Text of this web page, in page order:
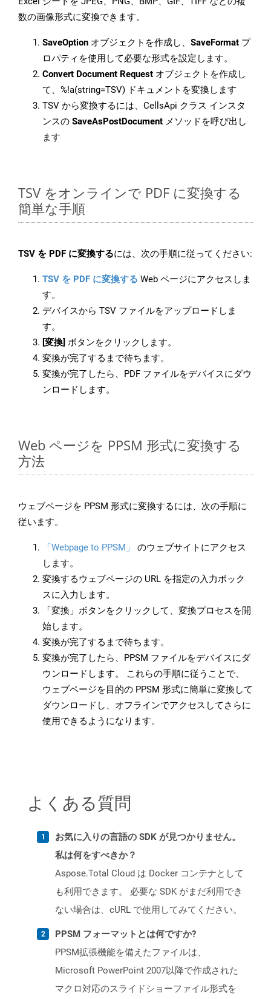
数の画像形式に変換できます。
SaveOption オブジェクトを作成し、 SaveFormat プ
ロパティを使用して必要な形式を設定します。
Convert Document Request オブジェクトを作成し
て、%!a(string=TSV) ドキュメントを変換します
TSV から変換するには、CellsApi クラス インスタ
ンスの SaveAsPostDocument メソッドを呼び出し
ます
TSV をオンラインで PDF に変換する
簡単な手順
TSV を PDF に変換するには、次の手順に従ってください:
TSV を PDF に変換する Web ページにアクセスしま
す。
デバイスから TSV ファイルをアップロードしま
す。
[変換] ボタンをクリックします。
変換が完了するまで待ちます。
変換が完了したら、PDF ファイルをデバイスにダウ
ンロードします。
Web ページを PPSM 形式に変換する
方法
ウェブページを PPSM 形式に変換するには、次の手順に
従います。
「Webpage to PPSM」
のウェブサイトにアクセス
します。
変換するウェブページの URL を指定の入力ボック
スに入力します。
「変換」ボタンをクリックして、変換プロセスを開
始します。
変換が完了するまで待ちます。
変換が完了したら、PPSM ファイルをデバイスにダ
ウンロードします。 これらの手順に従うことで、
ウェブページを目的の PPSM 形式に簡単に変換して
ダウンロードし、オフラインでアクセスしてさらに
使用できるようになります。
よくある質問
お気に入りの言語の SDK が見つかりません。
私は何をすべきか？
Aspose.Total Cloud は Docker コンテナとして
も利用できます。 必要な SDK がまだ利用でき
ない場合は、cURL で使用してみてください。
PPSM フォーマットとは何ですか?
PPSM拡張機能を備えたファイルは、
Microsoft PowerPoint 2007以降で作成された
マクロ対応のスライドショーファイル形式を